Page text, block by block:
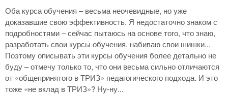
Оба курса обучения – весьма неочевидные, но уже
доказавшие свою эффективность. Я недостаточно знаком с
подробностями – сейчас пытаюсь на основе того, что знаю,
разработать свои курсы обучения, набиваю свои шишки...
Поэтому описывать эти курсы обучения более детально не
буду – отмечу только то, что они весьма сильно отличаются
от «общепринятого в ТРИЗ» педагогического подхода. И это
тоже «не вклад в ТРИЗ»? Ну-ну...